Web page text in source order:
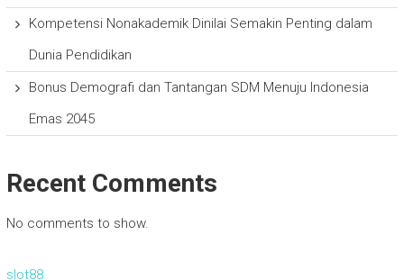
Kompetensi Nonakademik Dinilai Semakin Penting dalam
Dunia Pendidikan
Bonus Demografi dan Tantangan SDM Menuju Indonesia
Emas 2045
Recent Comments
No comments to show.
slot88